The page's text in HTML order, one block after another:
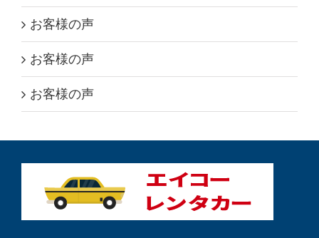
お客様の声
お客様の声
お客様の声